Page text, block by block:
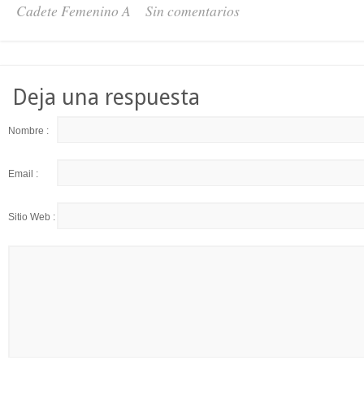
Cadete Femenino A Sin comentarios
Deja una respuesta
Nombre :
Email :
Sitio Web :